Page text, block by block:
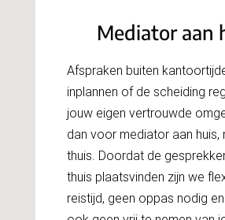
Mediator aan
Afspraken buiten
inplannen of de scheiding
jouw eigen vertrouwde
dan voor mediator aan huis,
thuis. Doordat de
thuis plaatsvinden zijn we
reistijd, geen oppas nodig